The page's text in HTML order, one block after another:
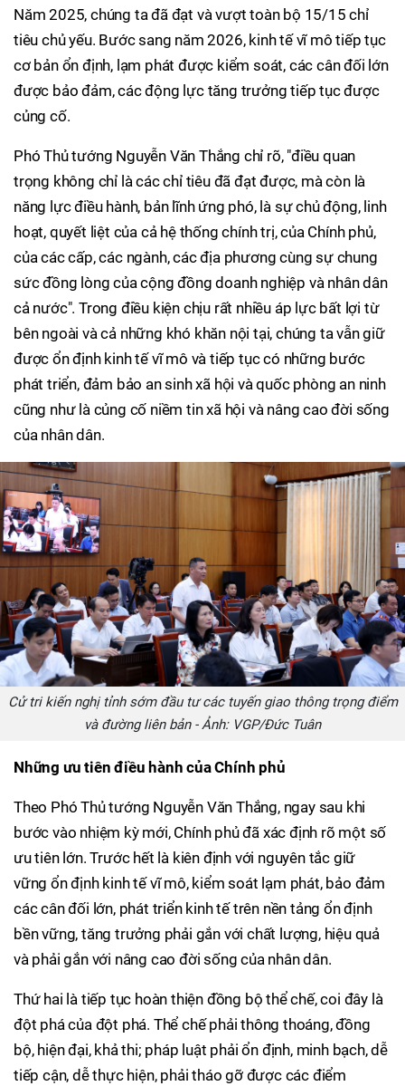
Năm 2025, chúng ta đã đạt và vượt toàn bộ 15/15 chỉ
tiêu chủ yếu. Bước sang năm 2026, kinh tế vĩ mô tiếp tục
cơ bản ổn định, lạm phát được kiểm soát, các cân đối lớn
được bảo đảm, các động lực tăng trưởng tiếp tục được
củng cố.
Phó Thủ tướng Nguyễn Văn Thắng chỉ rõ, "điều quan
trọng không chỉ là các chỉ tiêu đã đạt được, mà còn là
năng lực điều hành, bản lĩnh ứng phó, là sự chủ động, linh
hoạt, quyết liệt của cả hệ thống chính trị, của Chính phủ,
của các cấp, các ngành, các địa phương cùng sự chung
sức đồng lòng của cộng đồng doanh nghiệp và nhân dân
cả nước". Trong điều kiện chịu rất nhiều áp lực bất lợi từ
bên ngoài và cả những khó khăn nội tại, chúng ta vẫn giữ
được ổn định kinh tế vĩ mô và tiếp tục có những bước
phát triển, đảm bảo an sinh xã hội và quốc phòng an ninh
cũng như là củng cố niềm tin xã hội và nâng cao đời sống
của nhân dân.
Cử tri kiến nghị tỉnh sớm đầu tư các tuyến giao thông trọng điểm
và đường liên bản - Ảnh: VGP/Đức Tuân
Những ưu tiên điều hành của Chính phủ
Theo Phó Thủ tướng Nguyễn Văn Thắng, ngay sau khi
bước vào nhiệm kỳ mới, Chính phủ đã xác định rõ một số
ưu tiên lớn. Trước hết là kiên định với nguyên tắc giữ
vững ổn định kinh tế vĩ mô, kiểm soát lạm phát, bảo đảm
các cân đối lớn, phát triển kinh tế trên nền tảng ổn định
bền vững, tăng trưởng phải gắn với chất lượng, hiệu quả
và phải gắn với nâng cao đời sống của nhân dân.
Thứ hai là tiếp tục hoàn thiện đồng bộ thể chế, coi đây là
đột phá của đột phá. Thể chế phải thông thoáng, đồng
bộ, hiện đại, khả thi; pháp luật phải ổn định, minh bạch, dễ
tiếp cận, dễ thực hiện, phải tháo gỡ được các điểm